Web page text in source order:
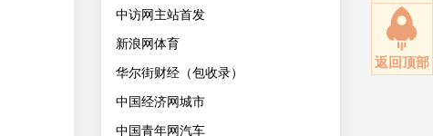
中访网主站首发
新浪网体育
华尔街财经（包收录）
中国经济网城市
中国青年网汽车
返回顶部